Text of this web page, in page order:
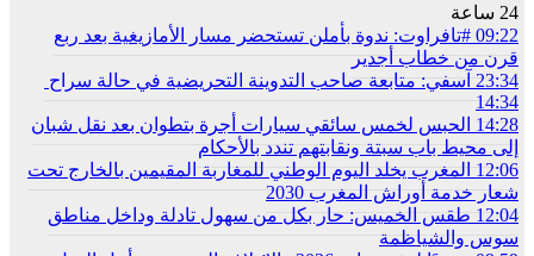
24 ساعة
09:22 #تافراوت: ندوة بأملن تستحضر مسار الأمازيغية بعد ربع
قرن من خطاب أجدير
23:34 آسفي: متابعة صاحب التدوينة التحريضية في حالة سراح
14:34
14:28 الحبس لخمس سائقي سيارات أجرة بتطوان بعد نقل شبان
إلى محيط باب سبتة ونقابتهم تندد بالأحكام
12:06 المغرب يخلد اليوم الوطني للمغاربة المقيمين بالخارج تحت
شعار خدمة أوراش المغرب 2030
12:04 طقس الخميس: ﺣﺎﺭ بكل من سهول تادلة وداخل مناطق
سوس والشياظمة